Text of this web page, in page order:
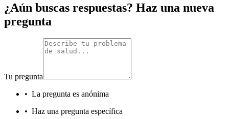
¿Aún buscas respuestas? Haz una nueva
pregunta
Tu pregunta
• La pregunta es anónima
• Haz una pregunta específica